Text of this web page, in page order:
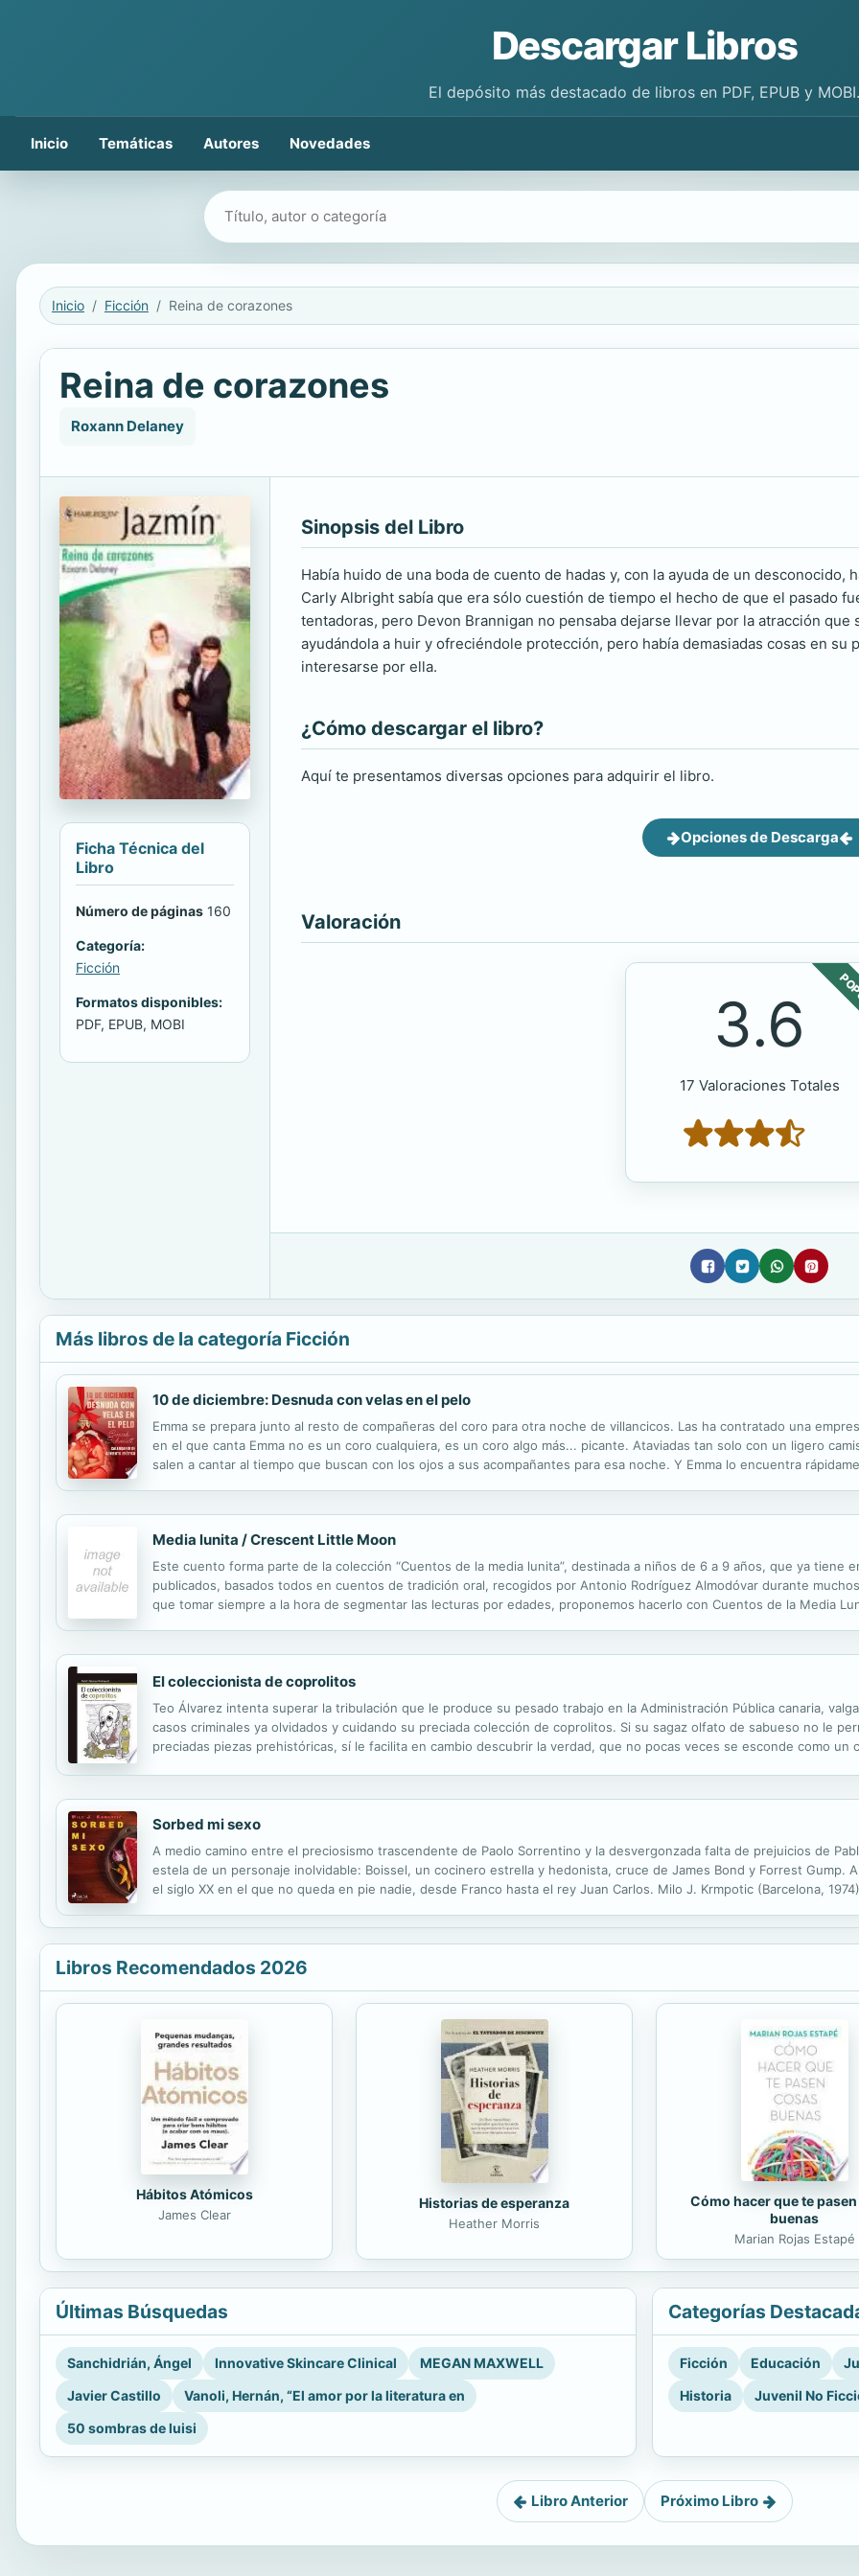
Descargar Libros
El depósito más destacado de libros en PDF, EPUB y MOBI.
Inicio Temáticas Autores Novedades
Buscar libros
Inicio Ficción Reina de corazones
Reina de corazones
Roxann Delaney
Ficha Técnica del
Libro
Número de páginas 160
Categoría:
Ficción
Formatos disponibles:
PDF, EPUB, MOBI
Sinopsis del Libro
Había huido de una boda de cuento de hadas y, con la ayuda de un
Carly Albright sabía que era sólo cuestión de tiempo el hecho de que el pasado
tentadoras, pero Devon Brannigan no pensaba dejarse llevar por la atracción que
ayudándola a huir y ofreciéndole protección, pero había demasiadas cosas en su
interesarse por ella.
¿Cómo descargar el libro?
Aquí te presentamos diversas opciones para adquirir el libro.
Opciones de Descarga
Valoración
3.6
17 Valoraciones Totales
Más libros de la categoría Ficción
10 de diciembre: Desnuda con velas en el pelo
Emma se prepara junto al resto de compañeras del coro para otra noche de villancicos. Las ha contratado una
en el que canta Emma no es un coro cualquiera, es un coro algo más... picante. Ataviadas tan solo con un ligero
salen a cantar al tiempo que buscan con los ojos a sus acompañantes para esa noche. Y Emma lo encuentra
Media lunita / Crescent Little Moon
Este cuento forma parte de la colección “Cuentos de la media lunita”, destinada a niños de 6 a 9 años, que ya tiene
publicados, basados todos en cuentos de tradición oral, recogidos por Antonio Rodríguez Almodóvar durante
que tomar siempre a la hora de segmentar las lecturas por edades, proponemos hacerlo con Cuentos de la Media
El coleccionista de coprolitos
Teo Álvarez intenta superar la tribulación que le produce su pesado trabajo en la Administración Pública canaria,
casos criminales ya olvidados y cuidando su preciada colección de coprolitos. Si su sagaz olfato de sabueso no le
preciadas piezas prehistóricas, sí le facilita en cambio descubrir la verdad, que no pocas veces se esconde como
Sorbed mi sexo
A medio camino entre el preciosismo trascendente de Paolo Sorrentino y la desvergonzada falta de prejuicios de
estela de un personaje inolvidable: Boissel, un cocinero estrella y hedonista, cruce de James Bond y Forrest Gump.
el siglo XX en el que no queda en pie nadie, desde Franco hasta el rey Juan Carlos. Milo J. Krmpotic (Barcelona,
Libros Recomendados 2026
Hábitos Atómicos
James Clear
Historias de esperanza
Heather Morris
Cómo hacer que te
buenas
Marian Rojas Estapé
Últimas Búsquedas
Sanchidrián, Ángel Innovative Skincare Clinical
MEGAN MAXWELL
Javier Castillo
Vanoli, Hernán, “El amor por la literatura en
50 sombras de luisi
Categorías
Ficción Educación
Historia
Juvenil No
Libro Anterior Próximo Libro